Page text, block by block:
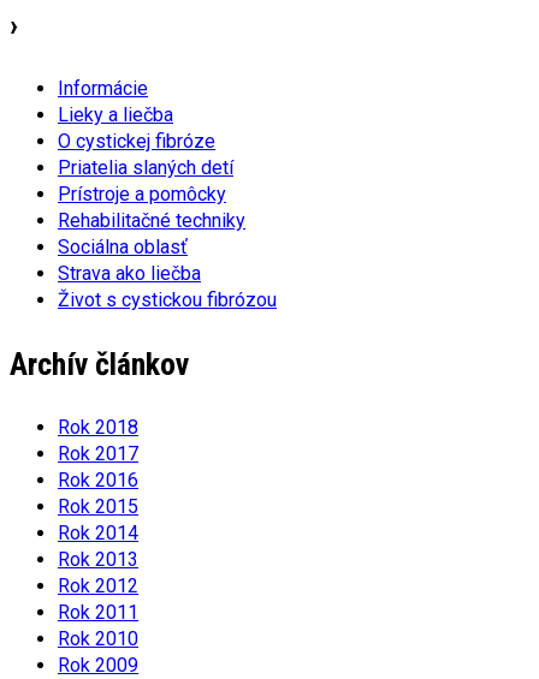
›
Informácie
Lieky a liečba
O cystickej fibróze
Priatelia slaných detí
Prístroje a pomôcky
Rehabilitačné techniky
Sociálna oblasť
Strava ako liečba
Život s cystickou fibrózou
Archív článkov
Rok 2018
Rok 2017
Rok 2016
Rok 2015
Rok 2014
Rok 2013
Rok 2012
Rok 2011
Rok 2010
Rok 2009